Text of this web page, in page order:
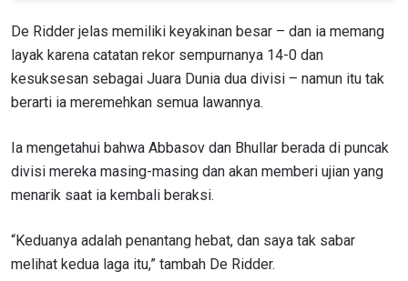
De Ridder jelas memiliki keyakinan besar – dan ia memang
layak karena catatan rekor sempurnanya 14-0 dan
kesuksesan sebagai Juara Dunia dua divisi – namun itu tak
berarti ia meremehkan semua lawannya.
Ia mengetahui bahwa Abbasov dan Bhullar berada di puncak
divisi mereka masing-masing dan akan memberi ujian yang
menarik saat ia kembali beraksi.
“Keduanya adalah penantang hebat, dan saya tak sabar
melihat kedua laga itu,” tambah De Ridder.